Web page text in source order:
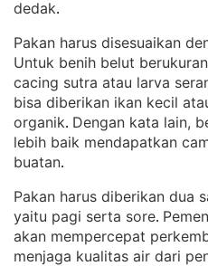
dedak.
Pakan harus disesuaikan
Untuk benih belut
cacing sutra atau larva
bisa diberikan ikan kecil
organik. Dengan kata lain,
lebih baik mendapatkan
buatan.
Pakan harus diberikan dua
yaitu pagi serta sore.
akan mempercepat
menjaga kualitas air dari